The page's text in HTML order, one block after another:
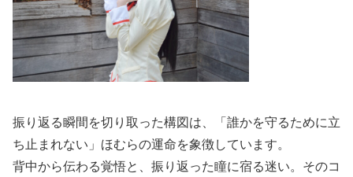
振り返る瞬間を切り取った構図は、「誰かを守るために立
ち止まれない」ほむらの運命を象徴しています。
背中から伝わる覚悟と、振り返った瞳に宿る迷い。そのコ